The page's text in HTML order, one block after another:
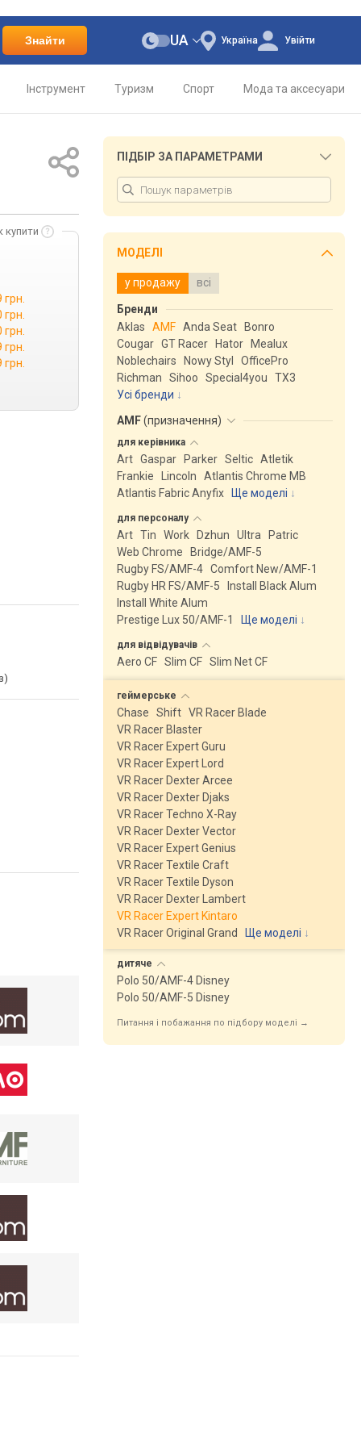
Знайти Україна
UA Увійти
Інструмент Туризм Спорт Мода та аксесуари
купити
ПІДБІР ЗА ПАРАМЕТРАМИ
МОДЕЛІ
у продажу всі
Бренди
Aklas
AMF Anda Seat
Bonro
Cougar GT Racer Hator
Mealux
Noblechairs
Nowy Styl
OfficePro
Richman
Sihoo Special4you
ТX3
Усі бренди
AMF(призначення)
для керівника
Art Gaspar Parker Seltic Atletik
Frankie
Lincoln
Atlantis Chrome MB
Atlantis Fabric Anyfix
Ще моделі ↓
для персоналу
Art Tin Work Dzhun Ultra
Patric
Web Chrome
Bridge/AMF-5
Rugby FS/AMF-4 Comfort New/AMF-1
Rugby HR FS/AMF-5
Install Black Alum
Install White Alum
Prestige Lux 50/AMF-1
Ще моделі ↓
для відвідувачів
Aero CF Slim CF Slim Net CF
геймерське
Chase Shift VR Racer Blade
VR Racer Blaster
VR Racer Expert Guru
VR Racer Expert Lord
VR Racer Dexter Arcee
VR Racer Dexter Djaks
VR Racer Techno X-Ray
VR Racer Dexter Vector
VR Racer Expert Genius
VR Racer Textile Craft
VR Racer Textile Dyson
VR Racer Dexter Lambert
VR Racer Expert Kintaro
VR Racer Original Grand
Ще моделі ↓
дитяче
Polo 50/AMF-4 Disney
Polo 50/AMF-5 Disney
Питання і побажання по підбору моделі →